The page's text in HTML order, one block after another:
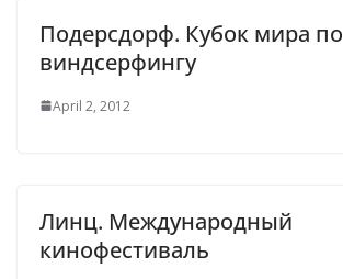
Подерсдорф. Кубок мира по
виндсерфингу
April 2, 2012
Линц. Международный
кинофестиваль